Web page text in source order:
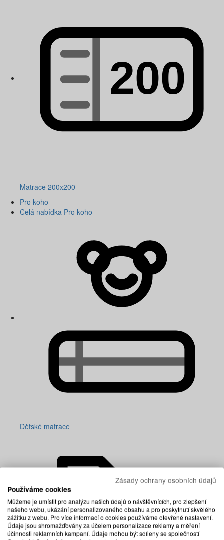
Matrace 200x200
Pro koho
Celá nabídka Pro koho
Dětské matrace
Zásady ochrany osobních údajů
Používáme cookies
Můžeme je umístit pro analýzu našich údajů o návštěvnících, pro zlepšení
našeho webu, ukázání personalizovaného obsahu a pro poskytnutí skvělého
zážitku z webu. Pro více informací o cookies používáme otevřené nastavení.
Údaje jsou shromažďovány za účelem personalizace reklamy a měření
účinnosti reklamních kampaní. Údaje mohou být sdíleny se společností